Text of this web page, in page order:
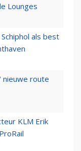
Lounges
als best
nieuwe route
KLM Erik